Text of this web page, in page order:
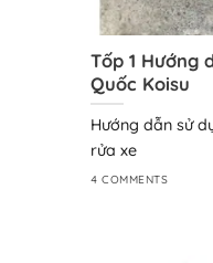
Tốp 1 Hướng
Quốc Koisu
Hướng dẫn sử
rửa xe
4 COMMENTS